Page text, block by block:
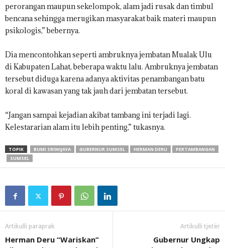
perorangan maupun sekelompok, alam jadi rusak dan timbul
bencana sehingga merugikan masyarakat baik materi maupun
psikologis,” bebernya.
Dia mencontohkan seperti ambruknya jembatan Mualak Ulu
di Kabupaten Lahat, beberapa waktu lalu. Ambruknya jembatan
tersebut diduga karena adanya aktivitas penambangan batu
koral di kawasan yang tak jauh dari jembatan tersebut.
“Jangan sampai kejadian akibat tambang ini terjadi lagi.
Kelestararian alam itu lebih penting,” tukasnya.
TOPIK BUMI SRIWIJAYA GUBERNUR SUMSEL HERMAN DERU
PERTAMBANGAN
SUMSEL
Artikulli paraprak
Herman Deru “Wariskan”
Artikulli tjetër
Gubernur Ungkap